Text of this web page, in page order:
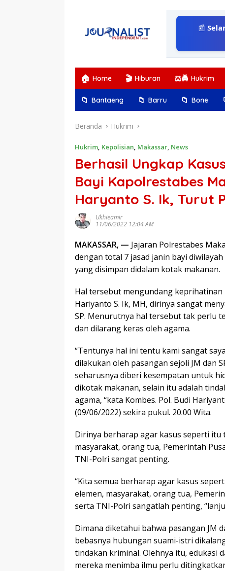
📰
🏠 Home 🎬 Hiburan ⚖️🚔 Hukrim
📁 Bantaeng 📁 Barru 📁 Bone
Beranda Hukrim
Hukrim, Kepolisian, Makassar, News
Berhasil Ungkap
Bayi Kapolrestabes
Haryanto S. Ik, Turut
Ukhieamir
11/06/2022 12:04 AM
MAKASSAR, — Jajaran Polrestabes
dengan total 7 jasad janin bayi
yang disimpan didalam kotak makanan.
Hal tersebut mengundang keprihatinan
Hariyanto S. Ik, MH, dirinya sangat
SP. Menurutnya hal tersebut tak perlu
dan dilarang keras oleh agama.
“Tentunya hal ini tentu kami sangat
dilakukan oleh pasangan sejoli JM dan
seharusnya diberi kesempatan untuk
dikotak makanan, selain itu adalah
agama, “kata Kombes. Pol. Budi
(09/06/2022) sekira pukul. 20.00 Wita.
Dirinya berharap agar kasus seperti
masyarakat, orang tua, Pemerintah
TNI-Polri sangat penting.
“Kita semua berharap agar kasus
elemen, masyarakat, orang tua,
serta TNI-Polri sangatlah penting,
Dimana diketahui bahwa pasangan JM
bebasnya hubungan suami-istri
tindakan kriminal. Olehnya itu, edukasi
mereka menimba ilmu perlu